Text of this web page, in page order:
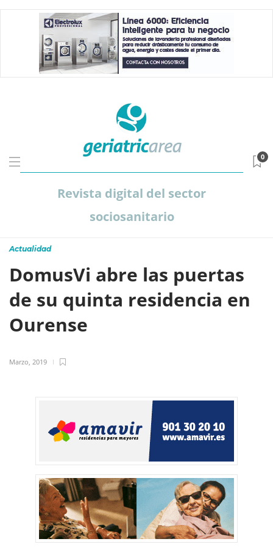
Revista digital del sector
sociosanitario
0
Actualidad
DomusVi abre las puertas
de su quinta residencia en
Ourense
Marzo, 2019